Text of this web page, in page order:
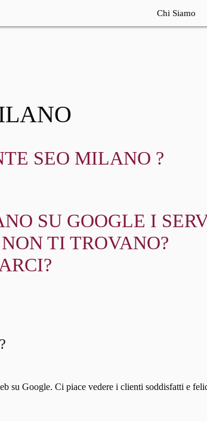
Chi Siamo
SEO MILANO ?
SU GOOGLE I
TI TROVANO?
su Google. Ci piace vedere i clienti soddisfatti e